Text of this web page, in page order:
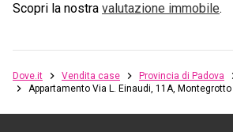
Scopri la nostra valutazione immobile.
Dove.it Vendita case Provincia di Padova
Appartamento Via L. Einaudi, 11A,